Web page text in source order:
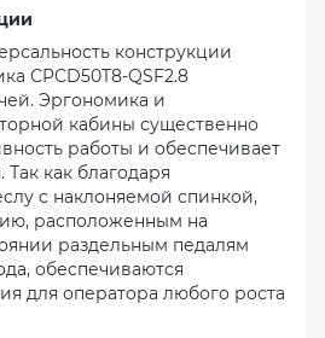
конструкции
CPCD50T8-QSF2.8
Эргономика и
кабины существенно
работы и обеспечивает
как благодаря
с наклоняемой спинкой,
расположенным на
раздельным педалям
обеспечиваются
для оператора любого роста